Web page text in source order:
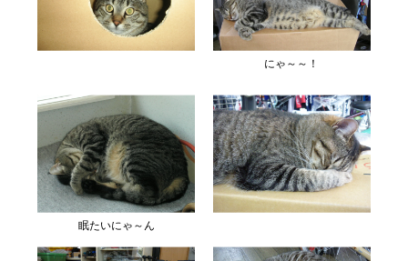
にゃ～～！
眠たいにゃ～ん